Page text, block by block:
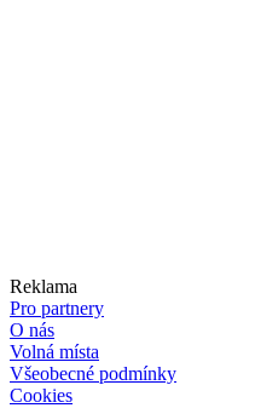
Reklama
Pro partnery
O nás
Volná místa
Všeobecné podmínky
Cookies